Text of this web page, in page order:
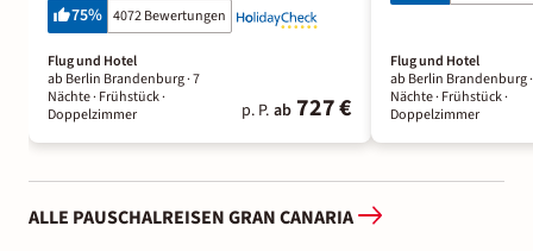
75% 4072 Bewertungen
Flug und Hotel
ab Berlin Brandenburg ·7
Nächte· Frühstück·
Doppelzimmer
p. P. ab 727 €
Flug und Hotel
ab Berlin Brandenburg
Nächte· Frühstück·
Doppelzimmer
ALLE PAUSCHALREISEN GRAN CANARIA